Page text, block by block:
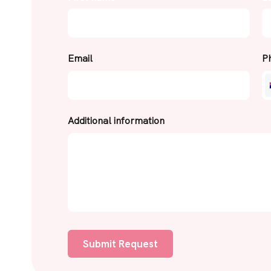
Email
Additional information